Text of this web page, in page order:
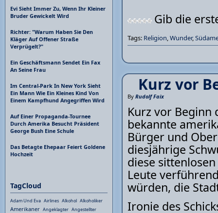
Gib die
Tags: Religion,Wunder,
Kurz vor
By Rudolf Faix
Kurz vor Beginn
bekannte
Bürger und
diesjährige
diese
Leute
würden, die
Ironie des
Evi Sieht Immer Zu, Wenn Ihr Kleiner
Bruder Gewickelt Wird
Richter: "Warum Haben Sie Den
Kläger Auf Offener Straße
Verprügelt?"
Ein Geschäftsmann Sendet Ein Fax
An Seine Frau
Im Central-Park In New York Sieht
Ein Mann Wie Ein Kleines Kind Von
Einem Kampfhund Angegriffen Wird
Auf Einer Propaganda-Tournee
Durch Amerika Besucht Präsident
George Bush Eine Schule
Das Betagte Ehepaar Feiert Goldene
Hochzeit
TagCloud
Adam Und Eva Airlines Alkohol Alkoholiker
Amerikaner Angeklagter Angestellter